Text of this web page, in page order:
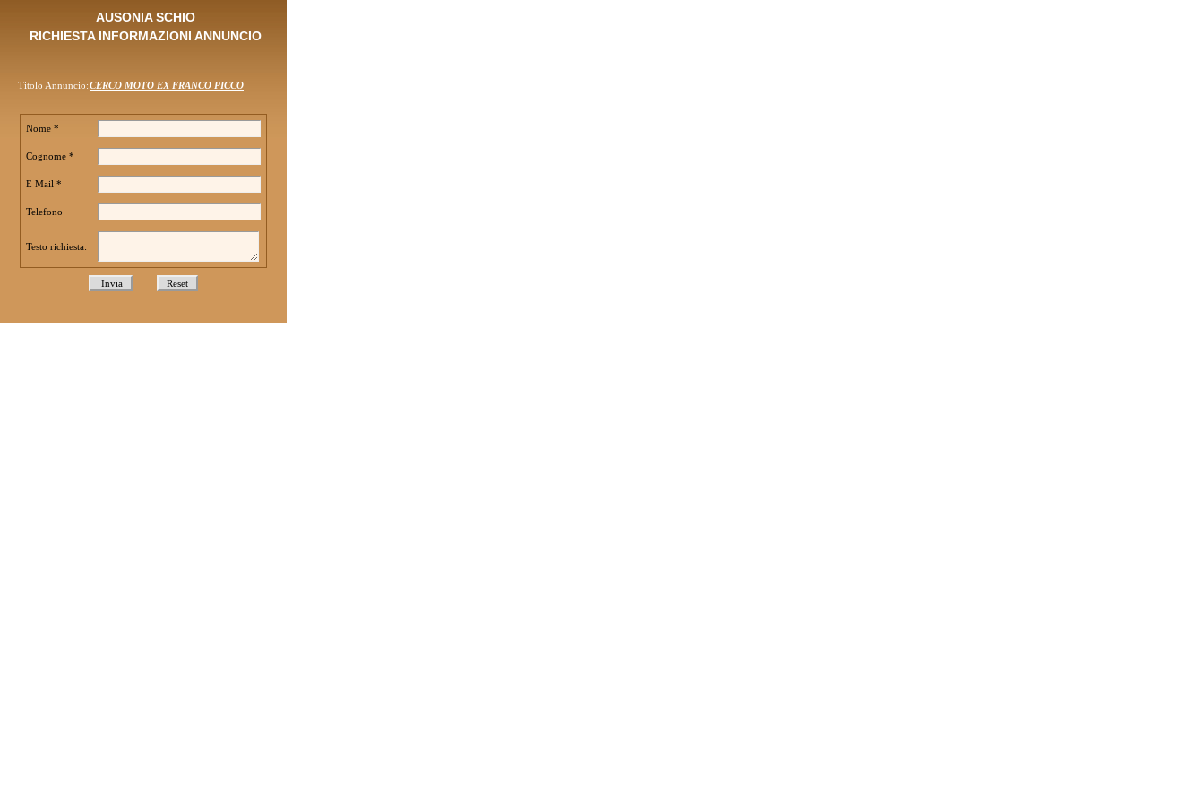
AUSONIA SCHIO
RICHIESTA INFORMAZIONI ANNUNCIO
Titolo Annuncio:CERCO MOTO EX FRANCO PICCO
Nome *
Cognome *
E Mail *
Telefono
Testo richiesta: